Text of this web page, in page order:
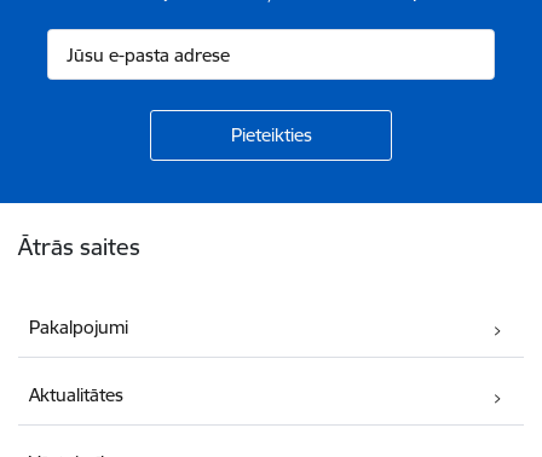
Ātrās saites
Pakalpojumi
Aktualitātes